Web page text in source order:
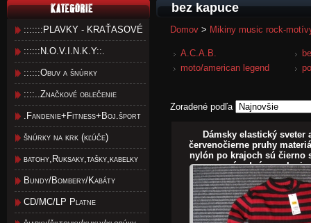
:::::::PLAVKY - KRAŤASOVÉ
::::::N.O.V.I.N.K.Y::.
::::::Obuv a šnúrky
::::..Značkové oblečenie
.Fandenie+Fitness+Boj.šport
šnúrky na krk (kľúče)
batohy,Ruksaky,tašky,kabelky
Bundy/Bombery/Kabáty
CD/MC/LP Platne
bez kapuce
Domov > Mikiny music rock-
A.C.A.B.
moto/american legend
Zoradené podľa
Dámsky elastický sveter
červenočierne pruhy
nylón po krajoch sú čierno
prípadné povolenie